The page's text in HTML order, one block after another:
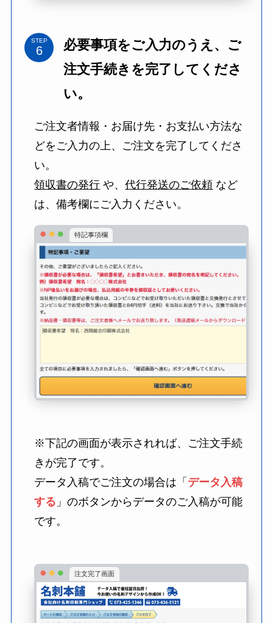
STEP
必要事項をご入力のうえ、ご
注文手続きを完了してくださ
い。
ご注文者情報・お届け先・お支払い方法な
どをご入力の上、ご注文を完了してくださ
い。
領収書の発行 や、代行発送のご依頼 など
は、備考欄にご入力ください。
特記事項欄
※下記の画面が表示されれば、ご注文手続
きが完了です。
データ入稿でご注文の場合は「 データ入稿
する 」のボタンからデータのご入稿が可能
です。
注文完了画面